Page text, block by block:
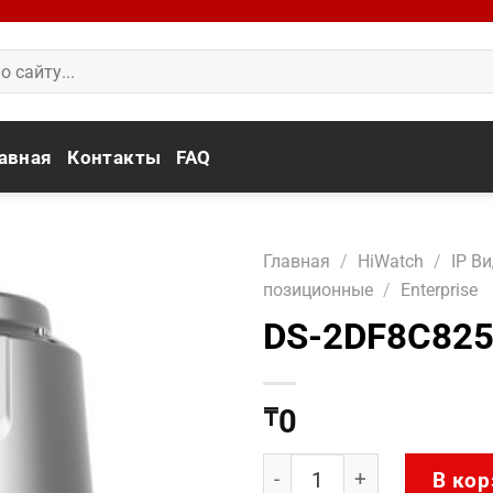
Контакты FAQ
Главная / HiWatch / IP
позиционные / Enterprise
DS-
₸0
Количество товара DS-
В